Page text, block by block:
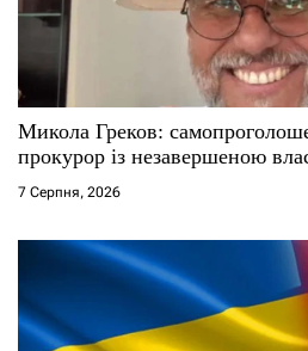
Микола Греков:
прокурор із незавершеною
7 Серпня, 2026